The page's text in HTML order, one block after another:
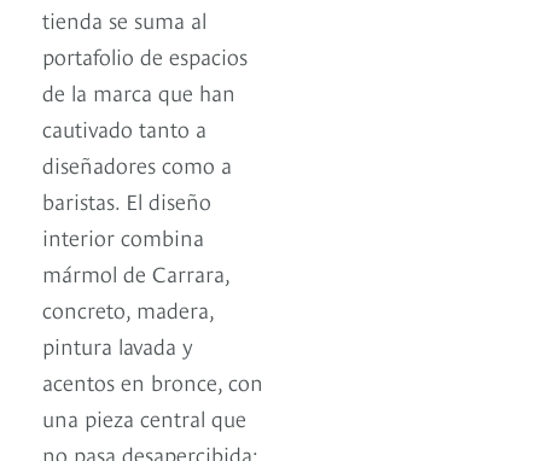
tienda se suma al
portafolio de espacios
de la marca que han
cautivado tanto a
diseñadores como a
baristas. El diseño
interior combina
mármol de Carrara,
concreto, madera,
pintura lavada y
acentos en bronce, con
una pieza central que
no pasa desapercibida: